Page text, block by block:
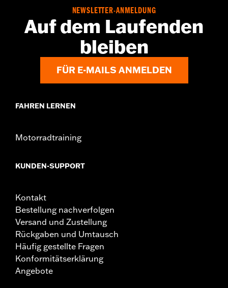
NEWSLETTER-ANMELDUNG
Auf dem Laufenden
bleiben
FÜR E-MAILS ANMELDEN
FAHREN LERNEN
Motorradtraining
KUNDEN-SUPPORT
Kontakt
Bestellung nachverfolgen
Versand und Zustellung
Rückgaben und Umtausch
Häufig gestellte Fragen
Konformitätserklärung
Angebote